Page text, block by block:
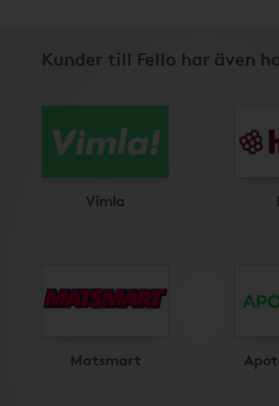
Kunder till Fello har även
Vimla
Matsmart